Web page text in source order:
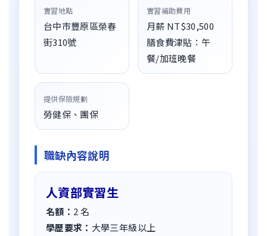
實習地點
台中市豐原區榮春
街310號
實習補助費用
月薪 NT$30,500
膳食費津貼：午
餐/加班晚餐
提供保險規劃
勞健保、團保
職缺內容說明
人資部實習生
名額： 2 名
學歷要求： 大學三年級以上